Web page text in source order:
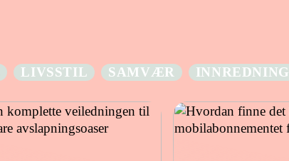
LIVSSTIL SAMVÆR INNREDNING